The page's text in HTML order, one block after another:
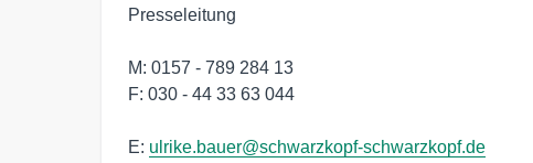
Presseleitung
M: 0157 - 789 284 13
F: 030 - 44 33 63 044
E: ulrike.bauer@schwarzkopf-schwarzkopf.de